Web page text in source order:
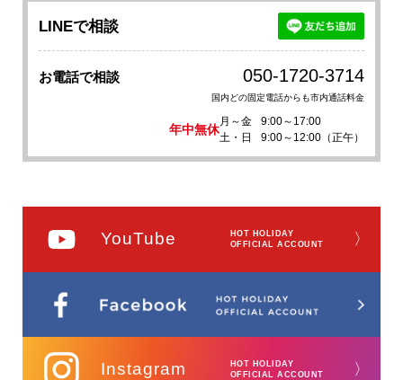
LINEで相談
お電話で相談 050-1720-3714
国内どの固定電話からも市内通話料金
年中無休
月～金
9:00～17:00
土・日
9:00～12:00（正午）
YouTube
HOT HOLIDAY
OFFICIAL ACCOUNT
〉
Instagram
HOT HOLIDAY
OFFICIAL ACCOUNT
〉